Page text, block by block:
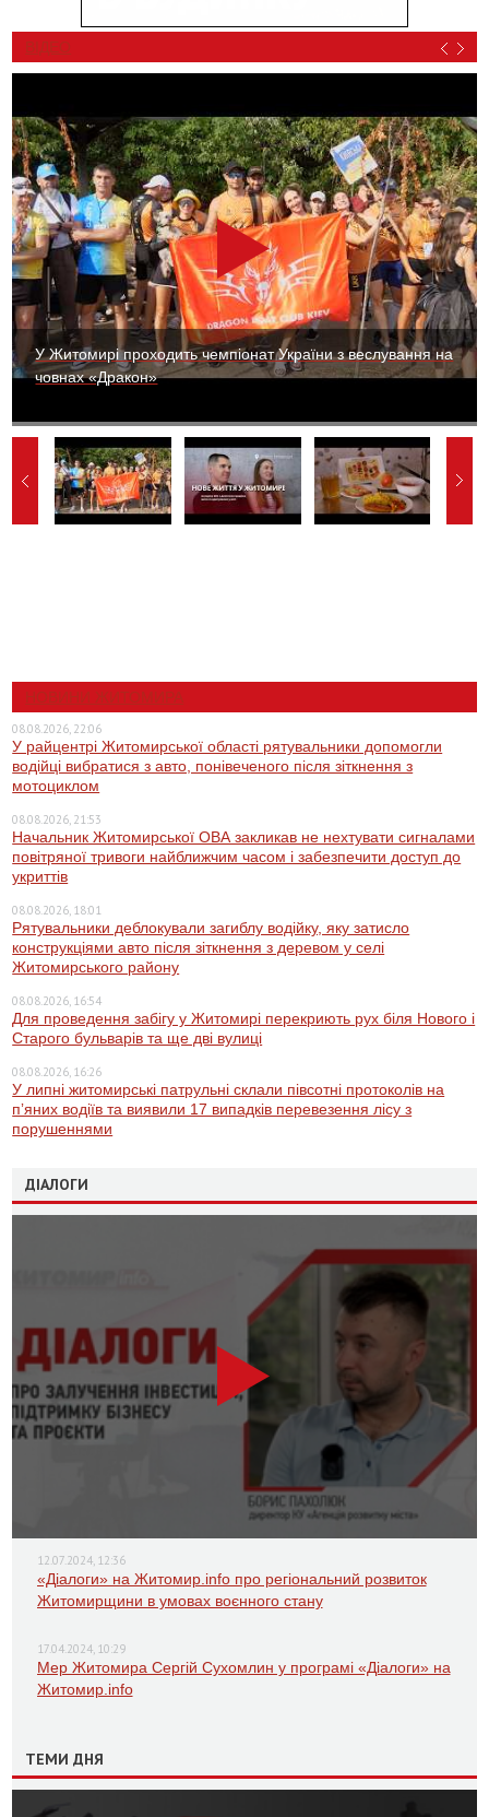
ВІДЕО
У Житомирі проходить чемпіонат України з веслування на
човнах «Дракон»
НОВИНИ ЖИТОМИРА
08.08.2026, 22:06
У райцентрі Житомирської області рятувальники допомогли
водійці вибратися з авто, понівеченого після зіткнення з
мотоциклом
08.08.2026, 21:53
Начальник Житомирської ОВА закликав не нехтувати сигналами
повітряної тривоги найближчим часом і забезпечити доступ до
укриттів
08.08.2026, 18:01
Рятувальники деблокували загиблу водійку, яку затисло
конструкціями авто після зіткнення з деревом у селі
Житомирського району
08.08.2026, 16:54
Для проведення забігу у Житомирі перекриють рух біля Нового і
Старого бульварів та ще дві вулиці
08.08.2026, 16:26
У липні житомирські патрульні склали півсотні протоколів на
пʼяних водіїв та виявили 17 випадків перевезення лісу з
порушеннями
ДІАЛОГИ
12.07.2024, 12:36
«Діалоги» на Житомир.info про регіональний розвиток
Житомирщини в умовах воєнного стану
17.04.2024, 10:29
Мер Житомира Сергій Сухомлин у програмі «Діалоги» на
Житомир.info
ТЕМИ ДНЯ